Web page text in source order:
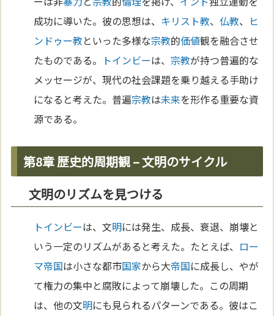
成功に導いた。彼の思想は、 キリスト教、仏教、 ヒ
ンドゥー教といった多様な宗教的価値観を融合させ
たものである。
トインビーは、 宗教が持つ普遍的な
メッセージが、現代の社会課題を乗り越える手助け
になると考えた。普遍宗教は未来を形作る重要な資
源である。
第8章 歴史的周期観 – 文明のサイクル
文明のリズムを見つける
トインビーは、文明には発生、成長、衰退、崩壊と
いう一定のリズムがあると考えた。たとえば、 ロー
マ帝国は小さな都市国家から大帝国に成長し、やが
て権力の集中と腐敗によって崩壊した。この周期
は、他の文明にも見られるパターンである。彼はこ